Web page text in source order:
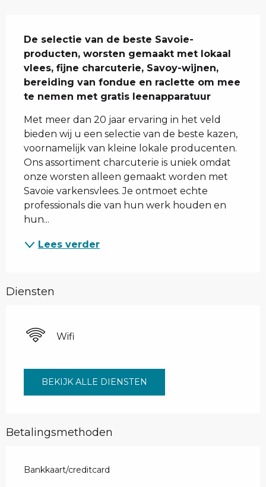
De selectie van de beste Savoie-
producten, worsten gemaakt met lokaal
vlees, fijne charcuterie, Savoy-wijnen,
bereiding van fondue en raclette om mee
te nemen met gratis leenapparatuur
Met meer dan 20 jaar ervaring in het veld
bieden wij u een selectie van de beste kazen,
voornamelijk van kleine lokale producenten.
Ons assortiment charcuterie is uniek omdat
onze worsten alleen gemaakt worden met
Savoie varkensvlees. Je ontmoet echte
professionals die van hun werk houden en
hun...
Lees verder
Diensten
Wifi
BEKIJK ALLE DIENSTEN
Betalingsmethoden
Bankkaart/creditcard